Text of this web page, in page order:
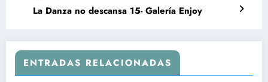
La Danza no descansa 15- Galería Enjoy
ENTRADAS RELACIONADAS